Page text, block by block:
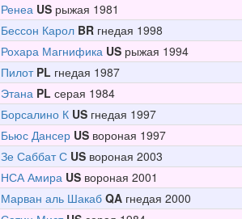
Ренеа US рыжая 1981
Бессон Карол BR гнедая 1998
Рохара Магнифика US рыжая 1994
Пилот PL гнедая 1987
Этана PL серая 1984
Борсалино К US гнедая 1997
Бьюс Дансер US вороная 1997
Зе Саббат С US вороная 2003
НСА Амира US вороная 2001
Марван аль Шакаб QA гнедая 2000